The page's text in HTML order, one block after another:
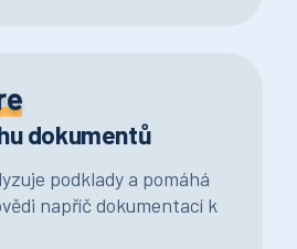
dokumentů
podklady a pomáhá
napříč dokumentací k